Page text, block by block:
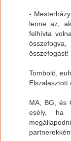
-
lenne az,
felhívta
összefogást!
Tomboló,
Elszalasztott
MA, BG, és
esély, ha